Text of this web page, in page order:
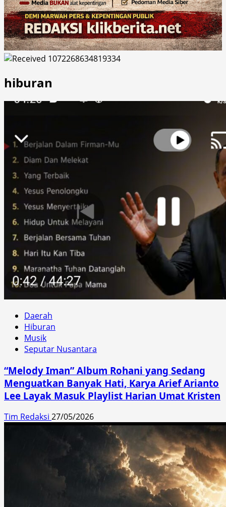
hiburan
Daerah
Hiburan
Musik
Seputar Nusantara
“Melody Iman” Album Rohani yang Sedang
Menguatkan Banyak Hati, Karya Arief Arianto
Lee Layak Masuk Playlist Harian Umat Kristen
Tim Redaksi 27/05/2026